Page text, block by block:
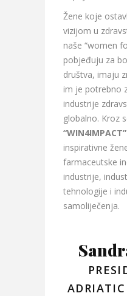
Žene koje
vizijom u
naše “women
pobjeđuju za
društva, imaju
im je potrebno
industrije
globalno. Kroz
“WIN4IMPACT”
inspirativne
farmaceutske
industrije,
tehnologije i
samoliječenja.